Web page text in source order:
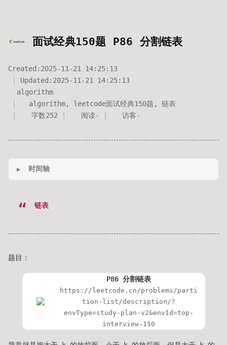
面试经典150题 P86 分割链表
Created: 2025-11-21 14:25:13
Updated: 2025-11-21 14:25:13
algorithm
algorithm, leetcode面试经典150题 , 链表
字数252 阅读- 访客-
时间轴
链表
题目：
P86 分割链表
https://leetcode.cn/problems/parti
tion-list/description/?
envType=study-plan-v2&envId=top-
interview-150